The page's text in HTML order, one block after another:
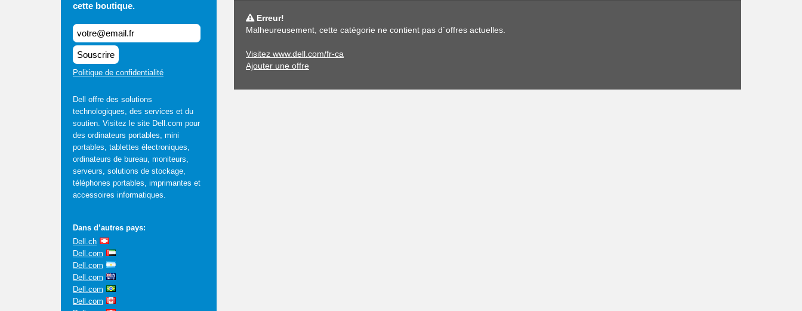
cette boutique.
Souscrire
Politique de confidentialité
Dell offre des solutions
technologiques, des services et du
soutien. Visitez le site Dell.com pour
des ordinateurs portables, mini
portables, tablettes électroniques,
ordinateurs de bureau, moniteurs,
serveurs, solutions de stockage,
téléphones portables, imprimantes et
accessoires informatiques.
Dans d’autres pays:
Dell.ch
Dell.com
Dell.com
Dell.com
Dell.com
Dell.com
Erreur!
Malheureusement, cette catégorie ne contient pas d´offres actuelles.
Visitez www.dell.com/fr-ca
Ajouter une offre